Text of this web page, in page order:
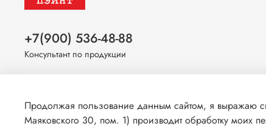
+7(900) 536-48-88
Консультант по продукции
Продолжая пользование данным сайтом, я выражаю
Маяковского 30, пом. 1) производит обработку моих